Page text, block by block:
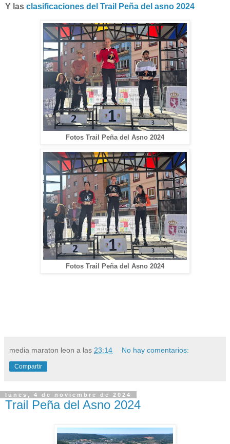
Y las clasificaciones del Trail Peña del asno 2024
Fotos Trail Peña del Asno 2024
Fotos Trail Peña del Asno 2024
media maraton leon a las 23:14 No hay comentarios:
Compartir
lunes, 4 de noviembre de 2024
Trail Peña del Asno 2024